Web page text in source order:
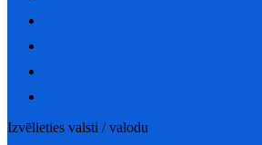
Izvēlieties valsti / valodu